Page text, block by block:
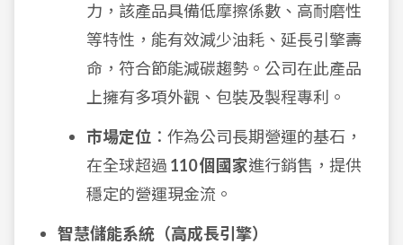
力，該產品具備低摩擦係數、高耐磨性
等特性，能有效減少油耗、延長引擎壽
命，符合節能減碳趨勢。公司在此產品
上擁有多項外觀、包裝及製程專利。
市場定位 ：作為公司長期營運的基石，
在全球超過 110 個國家進行銷售，提供
穩定的營運現金流。
智慧儲能系統（高成長引擎）